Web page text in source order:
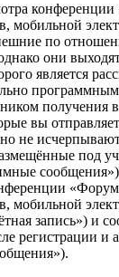
мобильной
по
они
является
получения
вы
не
под
мобильной
запись») и
регистрации и